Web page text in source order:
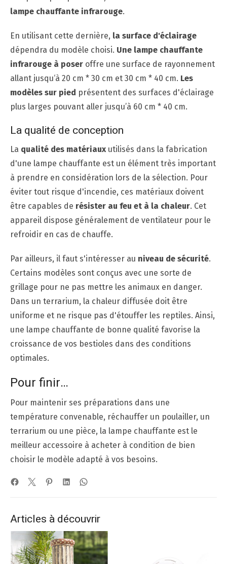
lampe chauffante infrarouge.
En utilisant cette dernière, la surface d'éclairage
dépendra du modèle choisi. Une lampe chauffante
infrarouge à poser offre une surface de rayonnement
allant jusqu‘à 20 cm * 30 cm et 30 cm * 40 cm. Les
modèles sur pied présentent des surfaces d'éclairage
plus larges pouvant aller jusqu’à 60 cm * 40 cm.
La qualité de conception
La qualité des matériaux utilisés dans la fabrication
d'une lampe chauffante est un élément très important
à prendre en considération lors de la sélection. Pour
éviter tout risque d'incendie, ces matériaux doivent
être capables de résister au feu et à la chaleur. Cet
appareil dispose généralement de ventilateur pour le
refroidir en cas de chauffe.
Par ailleurs, il faut s'intéresser au niveau de sécurité.
Certains modèles sont conçus avec une sorte de
grillage pour ne pas mettre les animaux en danger.
Dans un terrarium, la chaleur diffusée doit être
uniforme et ne risque pas d'étouffer les reptiles. Ainsi,
une lampe chauffante de bonne qualité favorise la
croissance de vos bestioles dans des conditions
optimales.
Pour finir…
Pour maintenir ses préparations dans une
température convenable, réchauffer un poulailler, un
terrarium ou une pièce, la lampe chauffante est le
meilleur accessoire à acheter à condition de bien
choisir le modèle adapté à vos besoins.
Articles à découvrir